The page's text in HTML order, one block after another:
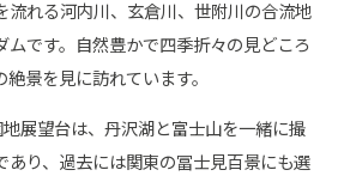
流れる河内川、玄倉川、世附川の合流地
ムです。自然豊かで四季折々の見どころ
景を見に訪れています。
展望台は、丹沢湖と富士山を一緒に撮
あり、過去には関東の冨士見百景にも選